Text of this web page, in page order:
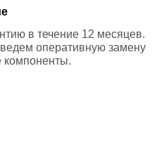
в течение 12 месяцев.
оперативную замену
компоненты.